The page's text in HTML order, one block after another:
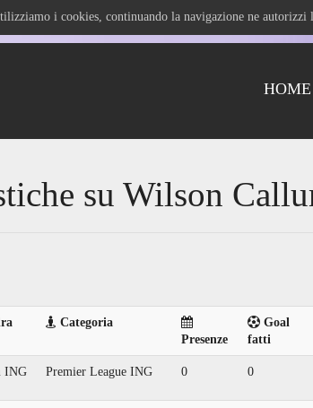
i cookies, continuando la navigazione ne
HOME
su Wilson
Categoria
Presenze
Goal
fatti
ING Premier League ING 0 0